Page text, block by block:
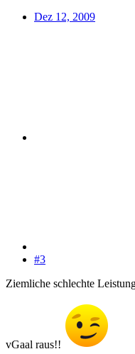
Dez 12, 2009
#3
Ziemliche schlechte
vGaal raus!!